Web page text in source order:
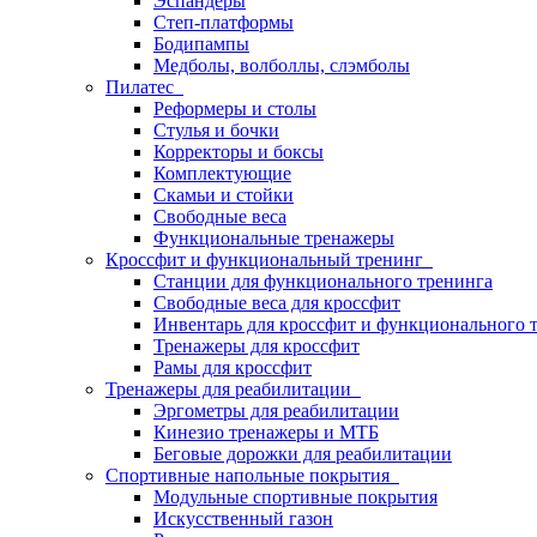
Степ-платформы
Бодипампы
Медболы, волболлы, слэмболы
Пилатес
Реформеры и столы
Стулья и бочки
Корректоры и боксы
Комплектующие
Скамьи и стойки
Свободные веса
Функциональные тренажеры
Кроссфит и функциональный тренинг
Станции для функционального тренинга
Свободные веса для кроссфит
Инвентарь для кроссфит и функционального
Тренажеры для кроссфит
Рамы для кроссфит
Тренажеры для реабилитации
Эргометры для реабилитации
Кинезио тренажеры и МТБ
Беговые дорожки для реабилитации
Спортивные напольные покрытия
Модульные спортивные покрытия
Искусственный газон